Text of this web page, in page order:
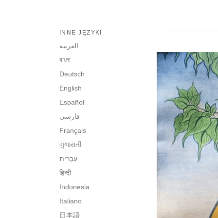
INNE JĘZYKI
العربية
বাংলা
Deutsch
English
Español
فارسی
Français
ગુજરાતી
हिन्दी
Indonesia
Italiano
日本語